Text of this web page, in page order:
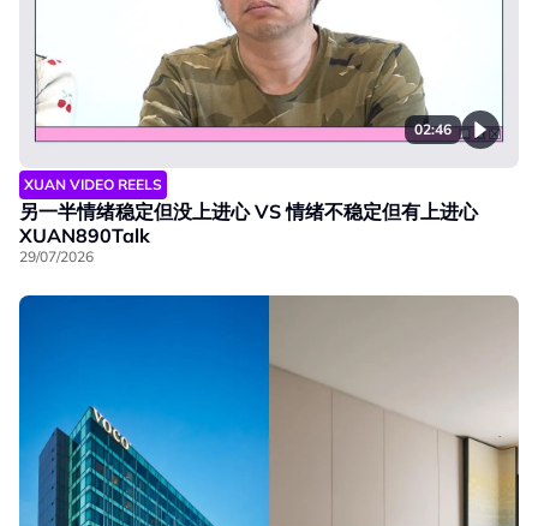
02:46
XUAN VIDEO REELS
另一半情绪稳定但没上进心 VS 情绪不稳定但有上进心
XUAN890Talk
29/07/2026